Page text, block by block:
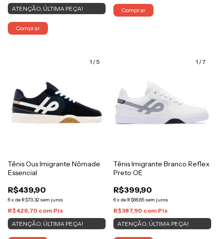
ATENÇÃO, ÚLTIMA PEÇA!
Comprar
Comprar
1 /5
Tênis Ous Imigrante Nômade
Essencial
R$439,90
6x de R$73,32 sem juros
R$426,70 com Pix
ATENÇÃO, ÚLTIMA PEÇA!
1 /7
Tênis Imigrante Branco Reflex
Preto OE
R$399,90
6x de R$66,65 sem juros
R$387,90 com Pix
ATENÇÃO, ÚLTIMA PEÇA!